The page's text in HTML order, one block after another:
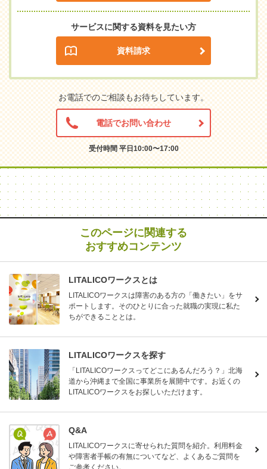
サービスに関する資料を見たい方
資料請求
お電話でのご相談もお待ちしています。
電話でお問い合わせ
受付時間 平日10:00〜17:00
このページに関連する
おすすめコンテンツ
LITALICOワークスとは
LITALICOワークスは障害のある方の「働きたい」をサ
ポートします。そのひとりに合った就職の実現に私た
ちができることとは。
LITALICOワークスを探す
「LITALICOワークスってどこにあるんだろう？」北海
道から沖縄まで全国に事業所を展開中です。お近くの
LITALICOワークスをお探しいただけます。
Q&A
LITALICOワークスに寄せられた質問を紹介。利用料金
や障害者手帳の有無についてなど、よくあるご質問を
ご参考ください。